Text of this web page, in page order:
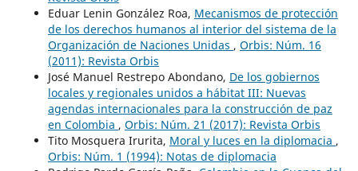
Eduar Lenin González Roa, Mecanismos de protección
de los derechos humanos al interior del sistema de la
Organización de Naciones Unidas , Orbis: Núm. 16
(2011): Revista Orbis
José Manuel Restrepo Abondano, De los gobiernos
locales y regionales unidos a hábitat III: Nuevas
agendas internacionales para la construcción de paz
en Colombia , Orbis: Núm. 21 (2017): Revista Orbis
Tito Mosquera Irurita, Moral y luces en la diplomacia ,
Orbis: Núm. 1 (1994): Notas de diplomacia